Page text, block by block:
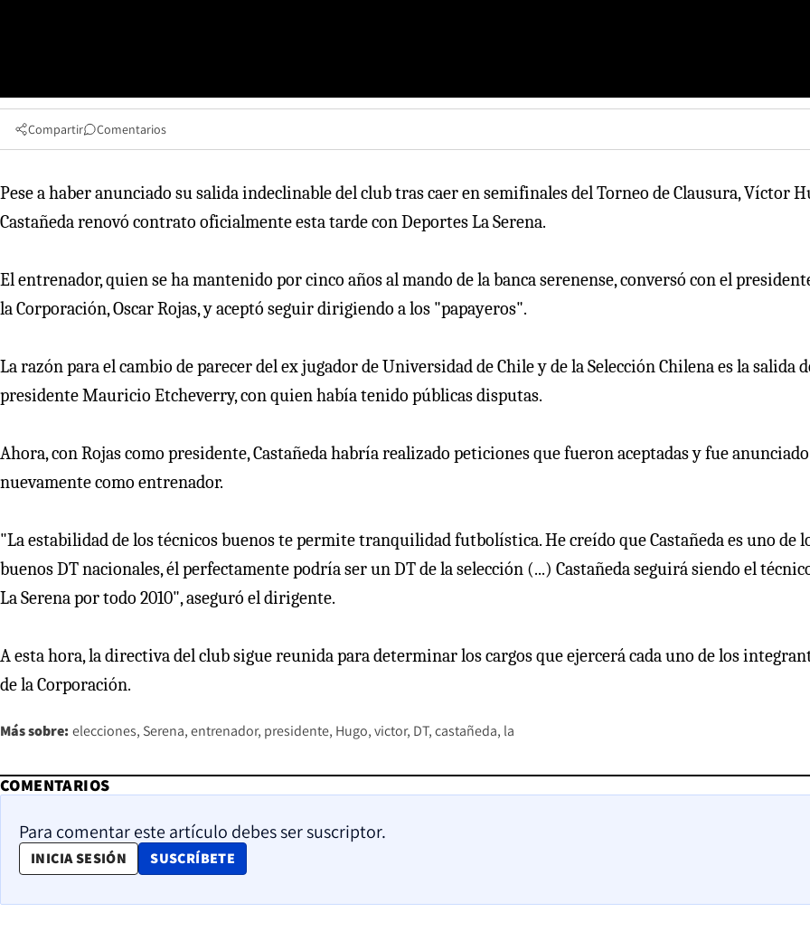
Compartir Comentarios
Pese a haber anunciado su salida indeclinable del club tras caer en semifinales del Torneo de Clausura, Víctor
Castañeda renovó contrato oficialmente esta tarde con Deportes La Serena.
El entrenador, quien se ha mantenido por cinco años al mando de la banca serenense, conversó con el
la Corporación, Oscar Rojas, y aceptó seguir dirigiendo a los "papayeros".
La razón para el cambio de parecer del ex jugador de Universidad de Chile y de la Selección Chilena es la salida
presidente Mauricio Etcheverry, con quien había tenido públicas disputas.
Ahora, con Rojas como presidente, Castañeda habría realizado peticiones que fueron aceptadas y fue anunciado
nuevamente como entrenador.
"La estabilidad de los técnicos buenos te permite tranquilidad futbolística. He creído que Castañeda es uno de
buenos DT nacionales, él perfectamente podría ser un DT de la selección (...) Castañeda seguirá siendo el
La Serena por todo 2010", aseguró el dirigente.
A esta hora, la directiva del club sigue reunida para determinar los cargos que ejercerá cada uno de los
de la Corporación.
Más sobre: elecciones Serena entrenador presidente Hugo victor DT castañeda la
COMENTARIOS
Para comentar este artículo debes ser suscriptor.
INICIA SESIÓN SUSCRÍBETE
OPENS IN NEW WINDOW